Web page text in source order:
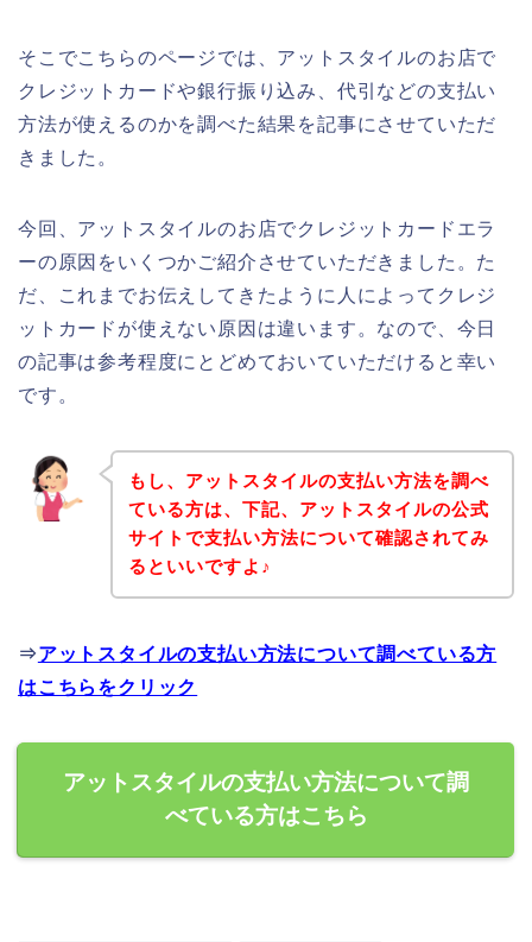
そこでこちらのページでは、アットスタイルのお店で
クレジットカードや銀行振り込み、代引などの支払い
方法が使えるのかを調べた結果を記事にさせていただ
きました。
今回、アットスタイルのお店でクレジットカードエラ
ーの原因をいくつかご紹介させていただきました。た
だ、これまでお伝えしてきたように人によってクレジ
ットカードが使えない原因は違います。なので、今日
の記事は参考程度にとどめておいていただけると幸い
です。
もし、アットスタイルの支払い方法を調べ
ている方は、下記、アットスタイルの公式
サイトで支払い方法について確認されてみ
るといいですよ♪
⇒アットスタイルの支払い方法について調べている方
はこちらをクリック
アットスタイルの支払い方法について調
べている方はこちら